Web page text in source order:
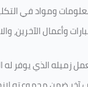
ومواد في
وأعمال
زميله الذي يوفر